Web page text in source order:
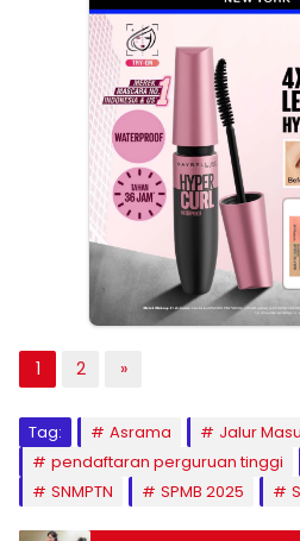
1 2 »
Tag: Asrama
Jalur
pendaftaran perguruan tinggi
SNMPTN
SPMB 2025